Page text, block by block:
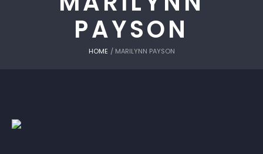
PAYSON
HOME / MARILYNN PAYSON